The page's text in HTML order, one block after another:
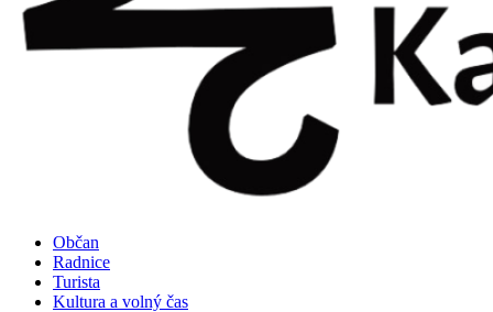
Občan
Radnice
Turista
Kultura a volný čas